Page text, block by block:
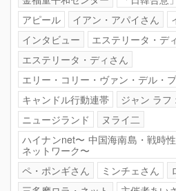
アピール
イアン・アパイさん
インタビュー
エステリータ・ディ
エステリータ・ディさん
エリー・コリー・ヴァン・デル・
キャンドル行動連帯
ジャン ラフ
ニュージランド
ヌライ二
ハイナンnet〜 中国海南島・戦時
ネットワーク〜
ペ・ポンギさん
ミンチェさん